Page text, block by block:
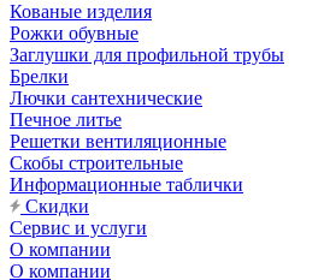
Кованые изделия
Рожки обувные
Заглушки для профильной трубы
Брелки
Лючки сантехнические
Печное литье
Решетки вентиляционные
Скобы строительные
Информационные таблички
Скидки
Сервис и услуги
О компании
О компании